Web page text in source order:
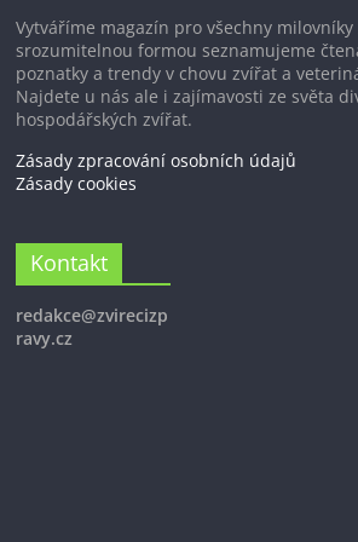
Vytváříme magazín pro všechny
srozumitelnou formou seznamujeme
poznatky a trendy v chovu zvířat a
Najdete u nás ale i zajímavosti ze světa
hospodářských zvířat.
Zásady zpracování osobních údajů
Zásady cookies
Kontakt
redakce@zvirecizp
ravy.cz